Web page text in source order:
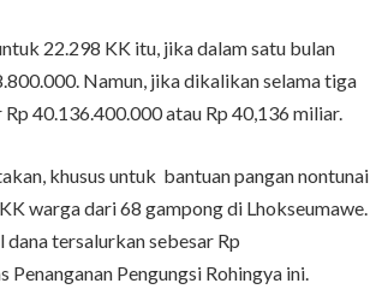
22.298 KK itu, jika dalam satu bulan
Namun, jika dikalikan selama tiga
40.136.400.000 atau Rp 40,136 miliar.
khusus untuk bantuan pangan nontunai
warga dari 68 gampong di Lhokseumawe.
tersalurkan sebesar Rp
Pengungsi Rohingya ini.